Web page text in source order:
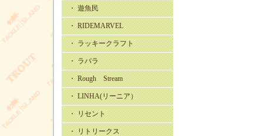
・ 遊魚民
・ RIDEMARVEL
・ ラッキークラフト
・ ラパラ
・ Rough Stream
・ LINHA(リーニア）
・ リセント
・ リトリークス